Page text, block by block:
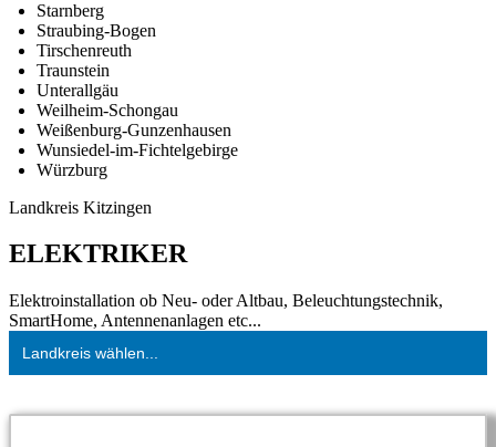
Starnberg
Straubing-Bogen
Tirschenreuth
Traunstein
Unterallgäu
Weilheim-Schongau
Weißenburg-Gunzenhausen
Wunsiedel-im-Fichtelgebirge
Würzburg
Landkreis Kitzingen
ELEKTRIKER
Elektroinstallation ob Neu- oder Altbau, Beleuchtungstechnik,
SmartHome, Antennenanlagen etc...
Landkreis wählen...